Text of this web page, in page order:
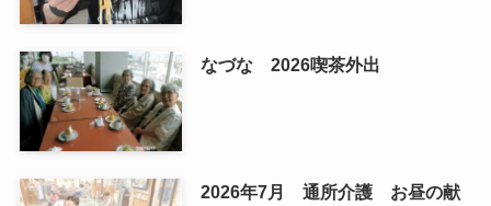
なづな 2026喫茶外出
2026年7月 通所介護 お昼の献